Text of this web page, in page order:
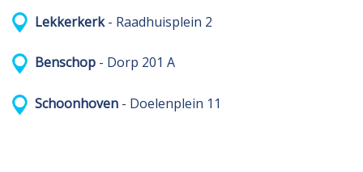
Lekkerkerk- Raadhuisplein 2
Benschop - Dorp 201 A
Schoonhoven - Doelenplein 11